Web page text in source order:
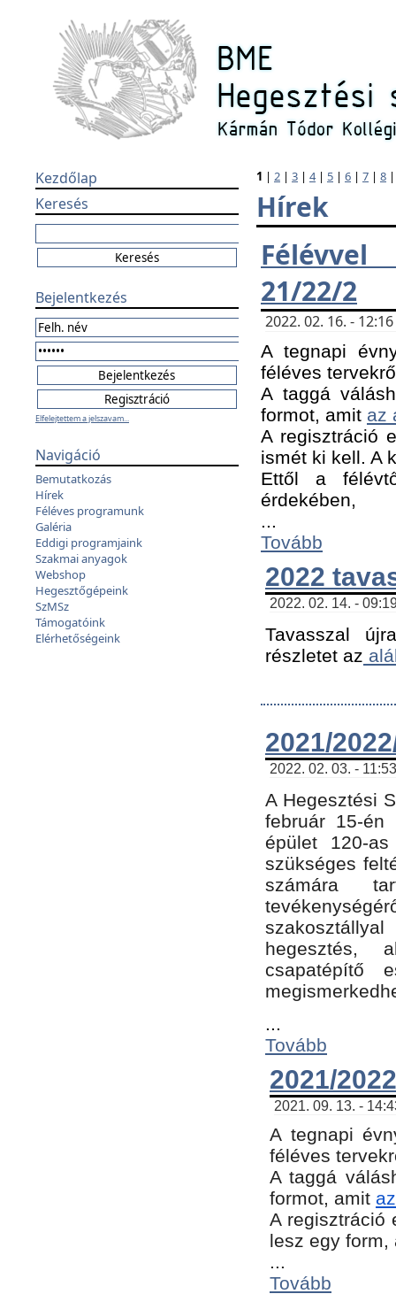
Kezdőlap
Keresés
Bejelentkezés
Elfelejtettem a jelszavam...
Navigáció
Bemutatkozás
Hírek
Féléves programunk
Galéria
Eddigi programjaink
Szakmai anyagok
Webshop
Hegesztőgépeink
SzMSz
Támogatóink
Elérhetőségeink
1 | 2 | 3 | 4| 5 | 6 | 7 | 8
Hírek
21/22/2
2022. 02. 16. -
A tegnapi
féléves
A taggá
formot, amit az
A regisztráció
ismét ki kell. A
Ettől a
érdekében,
...
Tovább
2022
2022. 02. 14. -
Tavasszal
részletet az
2021/
2022. 02. 03. -
A Hegesztési
február 15-
épület 120-
szükséges
számára
hegesztés,
csapatépítő
...
Tovább
2021/
2021. 09. 13. -
A tegnapi
féléves
A taggá
formot, amit
A regisztráció
lesz egy
...
Tovább